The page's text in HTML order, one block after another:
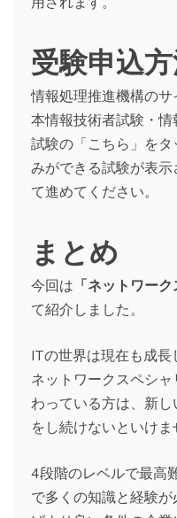
受験申込
情報処理推進機構の
本情報技術者試験・
試験の「こちら」を
みができる試験が表
て進めてください。
まとめ
今回は 「ネットワー
て紹介しました。
ITの世界は現在も成長
ネットワークスペシ
わっている方は、新
をし続けないといけま
4段階のレベルで最高
で多くの知識と経験